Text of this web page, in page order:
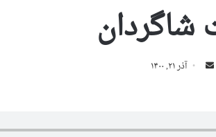
شاگردان
ارسالآذر ۲۱, ۱۴۰۰